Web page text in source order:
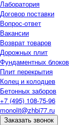
Лаборатория
Договор поставки
Вопрос-ответ
Вакансии
Возврат товаров
Дорожных плит
Фундаментных блоков
Плит перекрытия
Колец и колодцев
Бетонных заборов
+7 (495) 108-75-96
monolit@zhbi77.ru
Заказать звонок